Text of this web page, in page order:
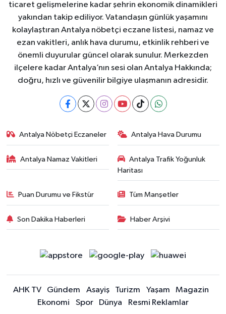
ticaret gelişmelerine kadar şehrin ekonomik dinamikleri
yakından takip ediliyor. Vatandaşın günlük yaşamını
kolaylaştıran Antalya nöbetçi eczane listesi, namaz ve
ezan vakitleri, anlık hava durumu, etkinlik rehberi ve
önemli duyurular güncel olarak sunulur. Merkezden
ilçelere kadar Antalya’nın sesi olan Antalya Hakkında;
doğru, hızlı ve güvenilir bilgiye ulaşmanın adresidir.
Antalya Nöbetçi Eczaneler Antalya Hava Durumu
Antalya Namaz Vakitleri
Antalya Trafik Yoğunluk
Haritası
Puan Durumu ve Fikstür Tüm Manşetler
Son Dakika Haberleri Haber Arşivi
AHK TV Gündem Asayiş Turizm Yaşam
Magazin
Ekonomi
Spor Dünya Resmi Reklamlar